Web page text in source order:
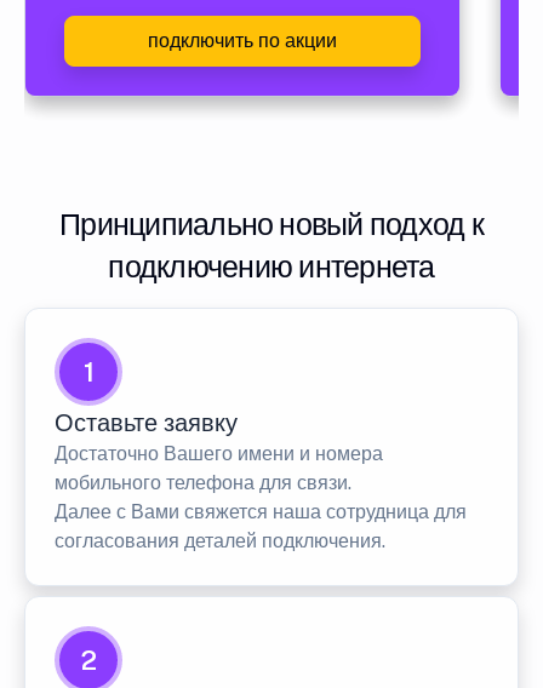
подключить по акции
Принципиально новый подход к
подключению интернета
1
Оставьте заявку
Достаточно Вашего имени и номера
мобильного телефона для связи.
Далее с Вами свяжется наша сотрудница для
согласования деталей подключения.
2